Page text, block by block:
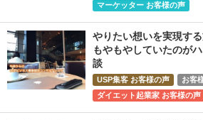
マーケッター お客様の声
やりたい想いを実現する
もやもやしていたのが
談
USP集客 お客様の声
お客
ダイエット起業家 お客様の声